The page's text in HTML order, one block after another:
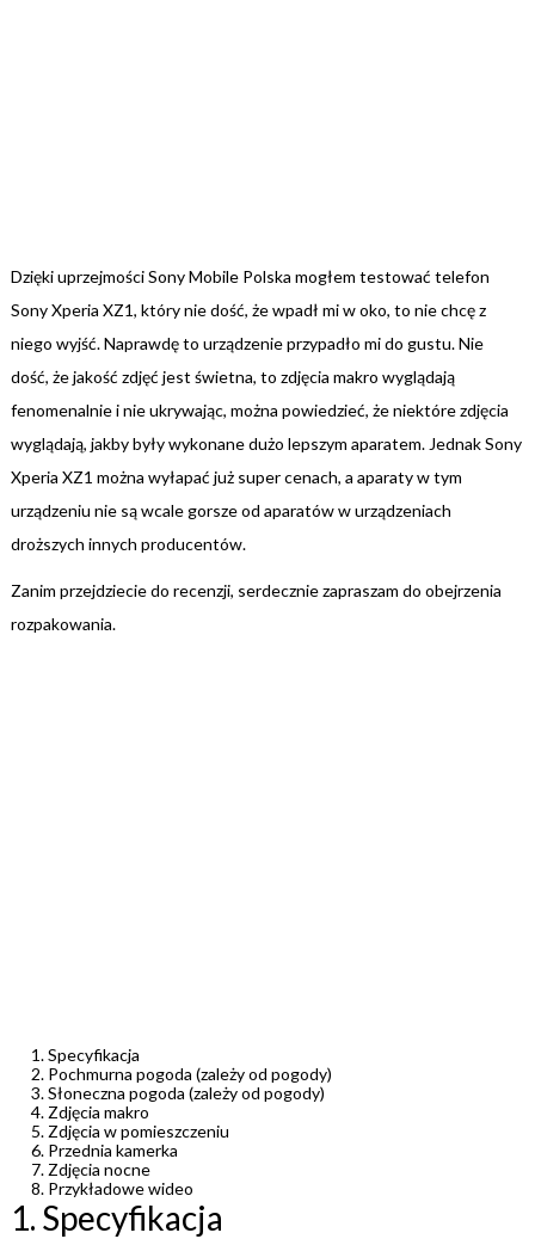
Dzięki uprzejmości Sony Mobile Polska mogłem testować telefon
Sony Xperia XZ1, który nie dość, że wpadł mi w oko, to nie chcę z
niego wyjść. Naprawdę to urządzenie przypadło mi do gustu. Nie
dość, że jakość zdjęć jest świetna, to zdjęcia makro wyglądają
fenomenalnie i nie ukrywając, można powiedzieć, że niektóre zdjęcia
wyglądają, jakby były wykonane dużo lepszym aparatem. Jednak Sony
Xperia XZ1 można wyłapać już super cenach, a aparaty w tym
urządzeniu nie są wcale gorsze od aparatów w urządzeniach
droższych innych producentów.
Zanim przejdziecie do recenzji, serdecznie zapraszam do obejrzenia
rozpakowania.
Specyfikacja
Pochmurna pogoda (zależy od pogody)
Słoneczna pogoda (zależy od pogody)
Zdjęcia makro
Zdjęcia w pomieszczeniu
Przednia kamerka
Zdjęcia nocne
Przykładowe wideo
1. Specyfikacja